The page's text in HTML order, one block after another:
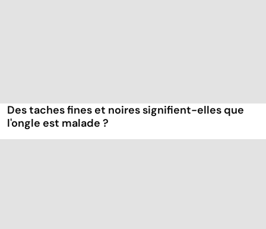
Des taches fines et noires signifient-elles que
l'ongle est malade ?